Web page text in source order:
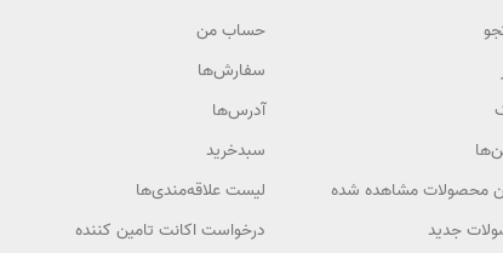
محصولات مشاهده شده
جدید
حساب من
سفارش‌ها
آدرس‌ها
سبدخرید
لیست علاقه‌مندی‌ها
درخواست اکانت تامین کننده